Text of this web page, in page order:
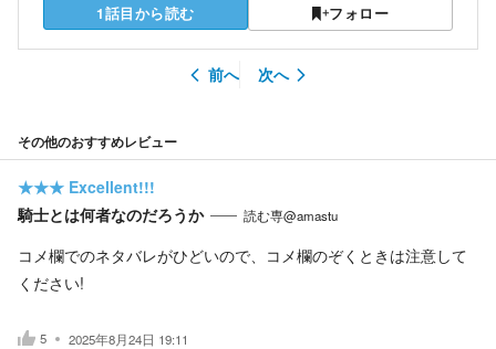
1話目から読む フォロー
前へ 次へ
その他のおすすめレビュー
★★★ Excellent!!!
騎士とは何者なのだろうか
読む専@amastu
コメ欄でのネタバレがひどいので、コメ欄のぞくときは注意して
ください!
5 2025年8月24日 19:11